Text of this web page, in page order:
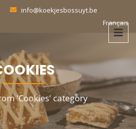
info@koekjesbossuyt.be
Français
'Cookies' category